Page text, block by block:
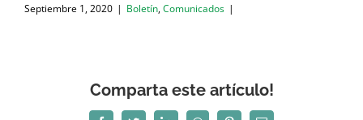
Septiembre 1, 2020 | Boletín,Comunicados |
Comparta este artículo!